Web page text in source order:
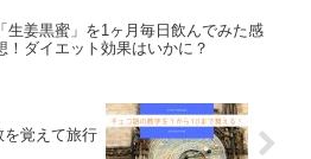
「生姜黒蜜」を1ヶ月毎日飲んでみた感
！ダイエット効果はいかに？
を覚えて旅行